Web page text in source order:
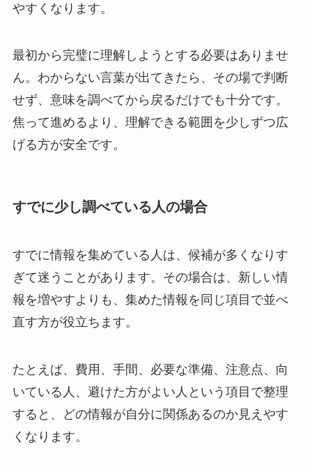
やすくなります。
最初から完璧に理解しようとする必要はありませ
ん。わからない言葉が出てきたら、その場で判断
せず、意味を調べてから戻るだけでも十分です。
焦って進めるより、理解できる範囲を少しずつ広
げる方が安全です。
すでに少し調べている人の場合
すでに情報を集めている人は、候補が多くなりす
ぎて迷うことがあります。その場合は、新しい情
報を増やすよりも、集めた情報を同じ項目で並べ
直す方が役立ちます。
たとえば、費用、手間、必要な準備、注意点、向
いている人、避けた方がよい人という項目で整理
すると、どの情報が自分に関係あるのか見えやす
くなります。